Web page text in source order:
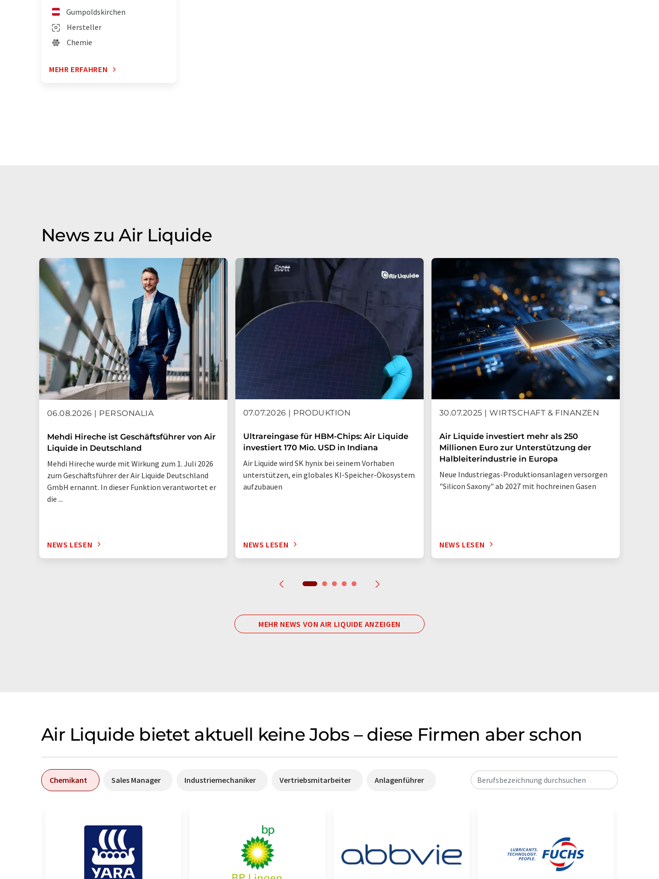
Gumpoldskirchen
Hersteller
Chemie
MEHR ERFAHREN
News zu Air Liquide
06.08.2026 | PERSONALIA
Mehdi Hireche ist Geschäftsführer von Air
Liquide in Deutschland
Mehdi Hireche wurde mit Wirkung zum 1. Juli 2026
zum Geschäftsführer der Air Liquide Deutschland
GmbH ernannt. In dieser Funktion verantwortet er
die ...
NEWS LESEN
07.07.2026 | PRODUKTION
Ultrareingase für HBM-Chips: Air Liquide
investiert 170 Mio. USD in Indiana
Air Liquide wird SK hynix bei seinem Vorhaben
unterstützen, ein globales KI-Speicher-Ökosystem
aufzubauen
NEWS LESEN
30.07.2025 | WIRTSCHAFT & FINANZEN
Air Liquide investiert mehr als 250
Millionen Euro zur Unterstützung der
Halbleiterindustrie in Europa
Neue Industriegas-Produktionsanlagen versorgen
"Silicon Saxony" ab 2027 mit hochreinen Gasen
NEWS LESEN
MEHR NEWS VON AIR LIQUIDE ANZEIGEN
Air Liquide bietet aktuell keine Jobs – diese Firmen aber schon
Chemikant Sales Manager Industriemechaniker Vertriebsmitarbeiter Anlagenführer Berufsbezeichnung durchsuchen